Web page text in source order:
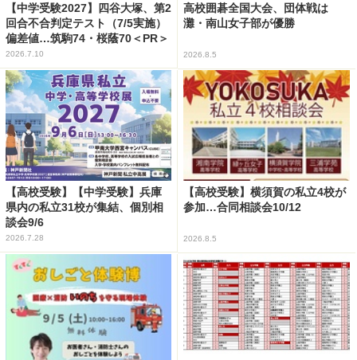
【中学受験2027】四谷大塚、第2
回合不合判定テスト（7/5実施）
偏差値…筑駒74・桜蔭70＜PR＞
2026.7.10
高校囲碁全国大会、団体戦は
灘・南山女子部が優勝
2026.8.5
【高校受験】【中学受験】兵庫
県内の私立31校が集結、個別相
談会9/6
2026.7.28
【高校受験】横須賀の私立4校が
参加…合同相談会10/12
2026.8.5